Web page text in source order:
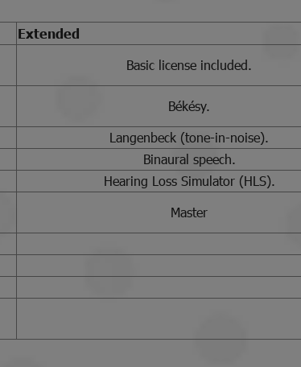
Extended
Basic license included.
Békésy.
Langenbeck (tone-in-noise).
Binaural speech.
Hearing Loss Simulator (HLS).
Master